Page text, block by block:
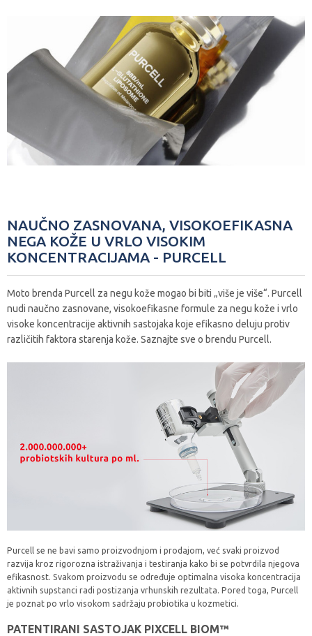
NAUČNO ZASNOVANA, VISOKOEFIKASNA
NEGA KOŽE U VRLO VISOKIM
KONCENTRACIJAMA - PURCELL
Moto brenda Purcell za negu kože mogao bi biti „više je više“. Purcell
nudi naučno zasnovane, visokoefikasne formule za negu kože i vrlo
visoke koncentracije aktivnih sastojaka koje efikasno deluju protiv
različitih faktora starenja kože. Saznajte sve o brendu Purcell.
Purcell se ne bavi samo proizvodnjom i prodajom, već svaki proizvod
razvija kroz rigorozna istraživanja i testiranja kako bi se potvrdila njegova
efikasnost. Svakom proizvodu se određuje optimalna visoka koncentracija
aktivnih supstanci radi postizanja vrhunskih rezultata. Pored toga, Purcell
je poznat po vrlo visokom sadržaju probiotika u kozmetici.
PATENTIRANI SASTOJAK PIXCELL BIOM™